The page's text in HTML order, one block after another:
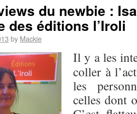
du newbie :
des éditions l’Iroli
by Mackie
Il y a les
coller à
les
celles dont